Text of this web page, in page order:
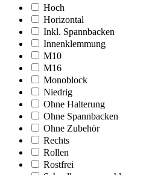
Hoch
Horizontal
Inkl. Spannbacken
Innenklemmung
M10
M16
Monoblock
Niedrig
Ohne Halterung
Ohne Spannbacken
Ohne Zubehör
Rechts
Rollen
Rostfrei